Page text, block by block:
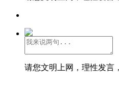
请您文明上网，理性发言